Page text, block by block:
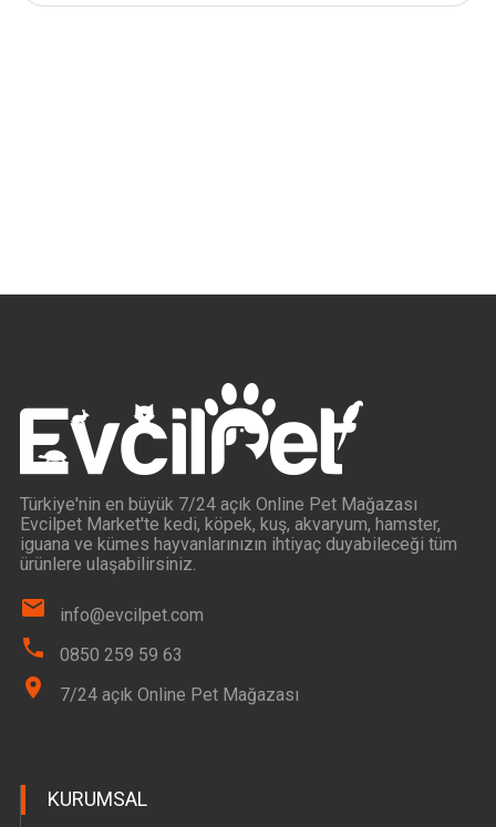
₺ 665,00.fiyat:
Türkiye'nin en büyük 7/24 açık Online Pet Mağazası
Evcilpet Market'te kedi, köpek, kuş, akvaryum, hamster,
iguana ve kümes hayvanlarınızın ihtiyaç duyabileceği tüm
ürünlere ulaşabilirsiniz.
info@evcilpet.com
0850 259 59 63
7/24 açık Online Pet Mağazası
KURUMSAL